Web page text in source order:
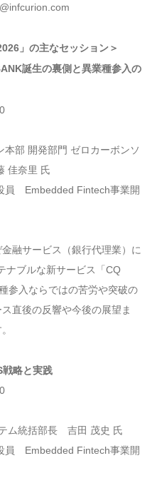
」の主なセッション＞
誕生の裏側と異業種参入の
部 開発部門 ゼロカーボンソ
佳奈里 氏
員 Embedded Fintech事業開
融サービス（銀行代理業）に
ナブルな新サービス「CQ
参入ならではの苦労や突破の
直後の反響や今後の展望ま
戦略と実践
ム統括部長 吉田 茂史 氏
員 Embedded Fintech事業開